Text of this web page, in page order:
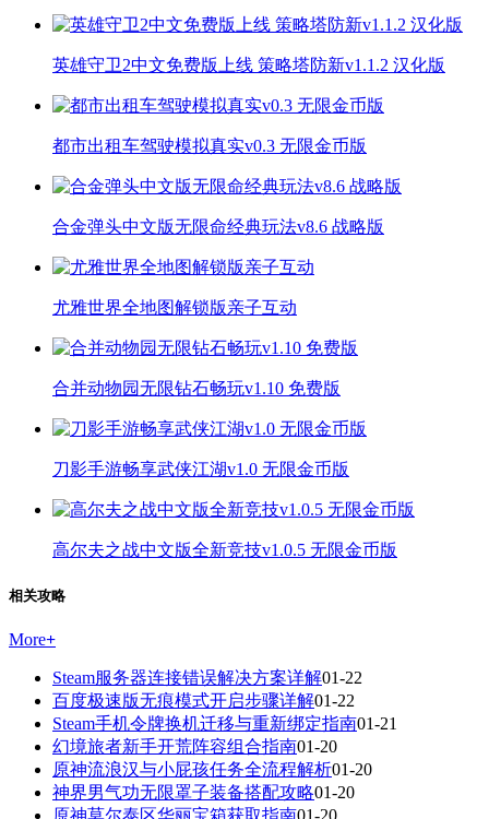
英雄守卫2中文免费版上线 策略塔防新v1.1.2 汉化版
都市出租车驾驶模拟真实v0.3 无限金币版
合金弹头中文版无限命经典玩法v8.6 战略版
尤雅世界全地图解锁版亲子互动
合并动物园无限钻石畅玩v1.10 免费版
刀影手游畅享武侠江湖v1.0 无限金币版
高尔夫之战中文版全新竞技v1.0.5 无限金币版
相关攻略
More+
Steam服务器连接错误解决方案详解01-22
百度极速版无痕模式开启步骤详解01-22
Steam手机令牌换机迁移与重新绑定指南01-21
幻境旅者新手开荒阵容组合指南01-20
原神流浪汉与小屁孩任务全流程解析01-20
神界男气功无限罩子装备搭配攻略01-20
原神莫尔泰区华丽宝箱获取指南01-20